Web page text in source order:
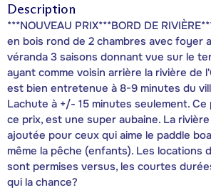
Description
***NOUVEAU PRIX***BORD DE
en bois rond de 2 chambres avec foyer
véranda 3 saisons donnant vue sur le
ayant comme voisin arrière la rivière de
est bien entretenue à 8-9 minutes du
Lachute à +/- 15 minutes seulement.
ce prix, est une super aubaine. La
ajoutée pour ceux qui aime le paddle
même la pêche (enfants). Les locations
sont permises versus, les courtes
qui la chance?